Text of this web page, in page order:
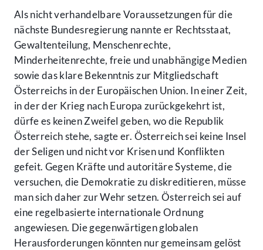
Als nicht verhandelbare Voraussetzungen für die
nächste Bundesregierung nannte er Rechtsstaat,
Gewaltenteilung, Menschenrechte,
Minderheitenrechte, freie und unabhängige Medien
sowie das klare Bekenntnis zur Mitgliedschaft
Österreichs in der Europäischen Union. In einer Zeit,
in der der Krieg nach Europa zurückgekehrt ist,
dürfe es keinen Zweifel geben, wo die Republik
Österreich stehe, sagte er. Österreich sei keine Insel
der Seligen und nicht vor Krisen und Konflikten
gefeit. Gegen Kräfte und autoritäre Systeme, die
versuchen, die Demokratie zu diskreditieren, müsse
man sich daher zur Wehr setzen. Österreich sei auf
eine regelbasierte internationale Ordnung
angewiesen. Die gegenwärtigen globalen
Herausforderungen könnten nur gemeinsam gelöst